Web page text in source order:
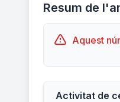
Resum de
Aquest
Activitat de